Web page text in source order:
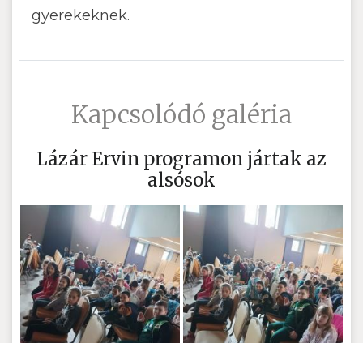
gyerekeknek.
Kapcsolódó galéria
Lázár Ervin programon jártak az
alsósok